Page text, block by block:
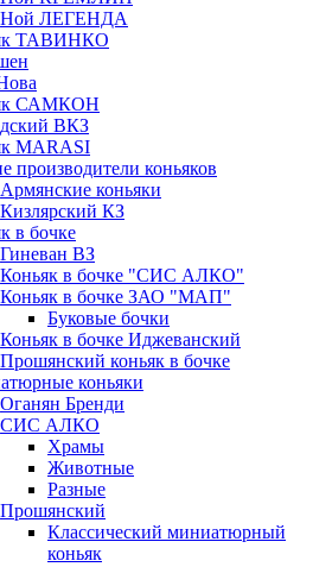
Ной ЛЕГЕНДА
ТАВИНКО
САМКОН
ВКЗ
MARASI
производители коньяков
Армянские коньяки
Кизлярский КЗ
в бочке
Гиневан ВЗ
Коньяк в бочке "СИС АЛКО"
Коньяк в бочке ЗАО "МАП"
Буковые бочки
Коньяк в бочке Иджеванский
Прошянский коньяк в бочке
коньяки
Оганян Бренди
СИС АЛКО
Храмы
Животные
Разные
Прошянский
Классический миниатюрный
коньяк